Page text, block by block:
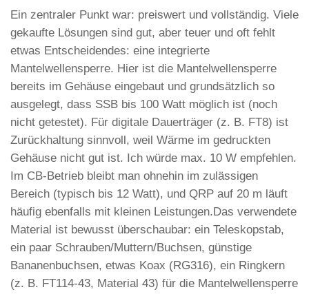
Ein zentraler Punkt war: preiswert und vollständig. Viele
gekaufte Lösungen sind gut, aber teuer und oft fehlt
etwas Entscheidendes: eine integrierte
Mantelwellensperre. Hier ist die Mantelwellensperre
bereits im Gehäuse eingebaut und grundsätzlich so
ausgelegt, dass SSB bis 100 Watt möglich ist (noch
nicht getestet). Für digitale Dauerträger (z. B. FT8) ist
Zurückhaltung sinnvoll, weil Wärme im gedruckten
Gehäuse nicht gut ist. Ich würde max. 10 W empfehlen.
Im CB-Betrieb bleibt man ohnehin im zulässigen
Bereich (typisch bis 12 Watt), und QRP auf 20 m läuft
häufig ebenfalls mit kleinen Leistungen.Das verwendete
Material ist bewusst überschaubar: ein Teleskopstab,
ein paar Schrauben/Muttern/Buchsen, günstige
Bananenbuchsen, etwas Koax (RG316), ein Ringkern
(z. B. FT114-43, Material 43) für die Mantelwellensperre